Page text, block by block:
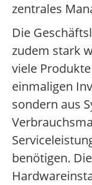
zentrales
Die
zudem stark
viele
einmaligen
sondern aus
benötigen.